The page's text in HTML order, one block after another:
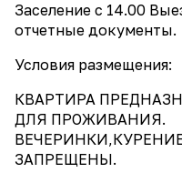
Заселение с 14.00
отчетные документы.
Условия размещения:
КВАРТИРА
ДЛЯ ПРОЖИВАНИЯ.
ЗАПРЕЩЕНЫ.